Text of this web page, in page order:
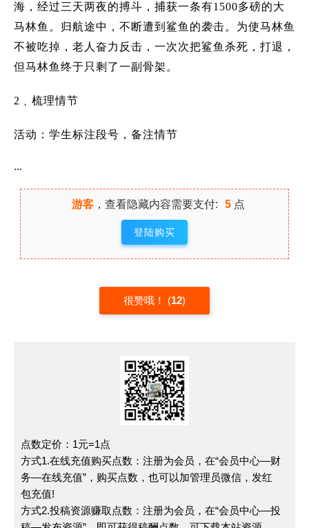
海，经过三天两夜的搏斗，捕获一条有1500多磅的大
马林鱼。归航途中，不断遭到鲨鱼的袭击。为使马林鱼
不被吃掉，老人奋力反击，一次次把鲨鱼杀死，打退，
但马林鱼终于只剩了一副骨架。
2 ﹑梳理情节
活动：学生标注段号，备注情节
...
游客，查看隐藏内容需要支付: 5点
登陆购买
很赞哦！ (12)
点数定价：1元=1点
方式1.在线充值购买点数：注册为会员，在“会员中心—财
务—在线充值”，购买点数，也可以加管理员微信，发红
包充值!
方式2.投稿资源赚取点数：注册为会员，在“会员中心—投